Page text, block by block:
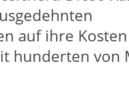
auf ihre
hunderten von